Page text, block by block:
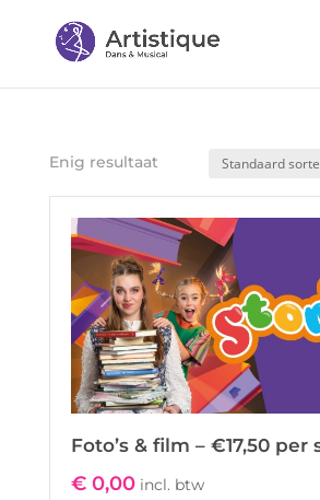
Enig resultaat
Foto’s & film – €17,50 per
€0,00 incl. btw